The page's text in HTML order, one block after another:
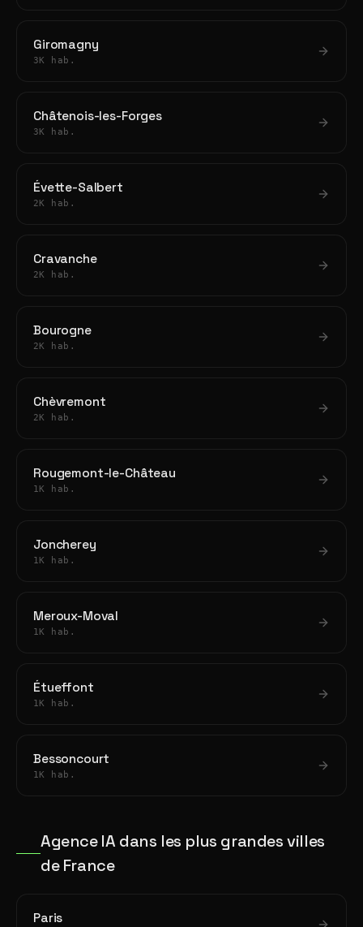
Giromagny
3K hab.
Châtenois-les-Forges
3K hab.
Évette-Salbert
2K hab.
Cravanche
2K hab.
Bourogne
2K hab.
Chèvremont
2K hab.
Rougemont-le-Château
1K hab.
Joncherey
1K hab.
Meroux-Moval
1K hab.
Étueffont
1K hab.
Bessoncourt
1K hab.
Agence IA dans les plus grandes villes
de France
Paris